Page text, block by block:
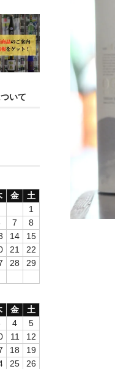
いて
金
土
1
7
8
14
15
21
22
28
29
金
土
4
5
11
12
18
19
25
26